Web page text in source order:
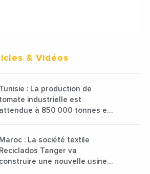
& Vidéos
Tunisie : La production de
tomate industrielle est
attendue à 850 000 tonnes en
Maroc : La société textile
Reciclados Tanger va
construire une nouvelle usine